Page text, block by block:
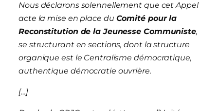
Nous déclarons solennellement que cet Appel
acte la mise en place du Comité pour la
Reconstitution de la Jeunesse Communiste,
se structurant en sections, dont la structure
organique est le Centralisme démocratique,
authentique démocratie ouvrière.
[…]